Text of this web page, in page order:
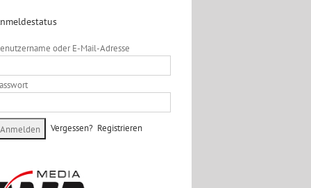
oder E-Mail-Adresse
Vergessen? Registrieren